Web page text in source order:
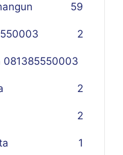
59
2
081385550003
2
2
1